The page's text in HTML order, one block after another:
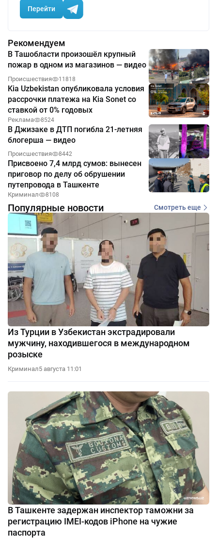
Перейти
Рекомендуем
В Ташобласти произошёл крупный
пожар в одном из магазинов — видео
Происшествия 11818
Kia Uzbekistan опубликовала условия
рассрочки платежа на Kia Sonet со
ставкой от 0% годовых
Реклама 8524
В Джизаке в ДТП погибла 21-летняя
блогерша — видео
Происшествия 8442
Присвоено 7,4 млрд сумов: вынесен
приговор по делу об обрушении
путепровода в Ташкенте
Криминал 8108
Популярные новости Смотреть еще
Из Турции в Узбекистан экстрадировали
мужчину, находившегося в международном
розыске
Криминал5 августа 11:01
В Ташкенте задержан инспектор таможни за
регистрацию IMEI-кодов iPhone на чужие
паспорта